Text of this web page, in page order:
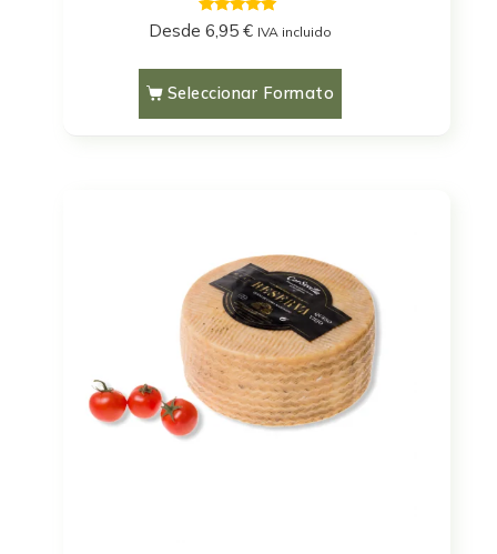
4.75
out of 5
Desde 6,95 € IVA incluido
Seleccionar Formato